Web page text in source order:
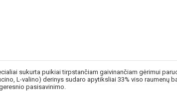
sukurta puikiai tirpstančiam gaivinančiam gėrimui
L-valino) derinys sudaro apytiksliai 33% viso raumenų
pasisavinimo.